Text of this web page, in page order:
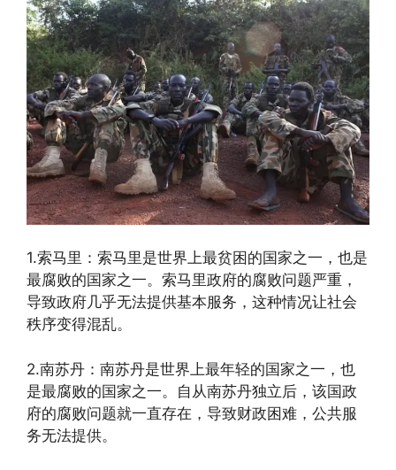
1.索马里：索马里是世界上最贫困的国家之一，也是
最腐败的国家之一。索马里政府的腐败问题严重，
导致政府几乎无法提供基本服务，这种情况让社会
秩序变得混乱。
2.南苏丹：南苏丹是世界上最年轻的国家之一，也
是最腐败的国家之一。自从南苏丹独立后，该国政
府的腐败问题就一直存在，导致财政困难，公共服
务无法提供。